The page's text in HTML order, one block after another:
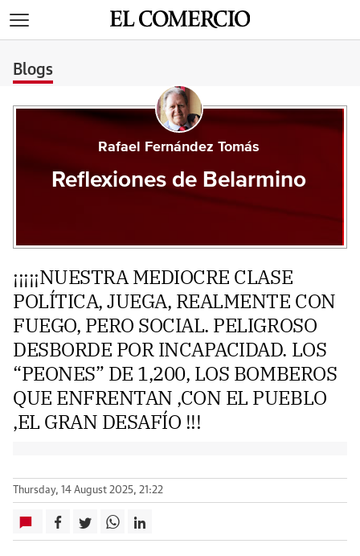
Blogs
Rafael Fernández Tomás
Reflexiones de Belarmino
¡¡¡¡¡NUESTRA MEDIOCRE CLASE
POLÍTICA, JUEGA, REALMENTE CON
FUEGO, PERO SOCIAL. PELIGROSO
DESBORDE POR INCAPACIDAD. LOS
“PEONES” DE 1,200, LOS BOMBEROS
QUE ENFRENTAN ,CON EL PUEBLO
,EL GRAN DESAFÍO !!!
Thursday, 14 August 2025, 21:22